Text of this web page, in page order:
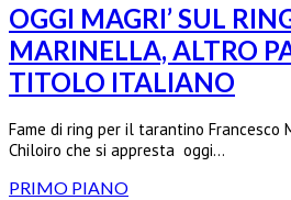
OGGI MAGRI’ SUL
MARINELLA, ALTRO
TITOLO ITALIANO
Fame di ring per il tarantino Francesco
Chiloiro che si appresta oggi…
PRIMO PIANO